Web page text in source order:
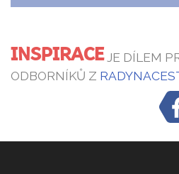
INSPIRACEJE DÍLEM
ODBORNÍKŮ Z